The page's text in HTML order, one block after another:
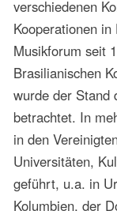
1973.
und Kunsterziehung
Chaves u.a. im
1970. Dialoge mit
für
Paulo
Pignatari. Kulturamt